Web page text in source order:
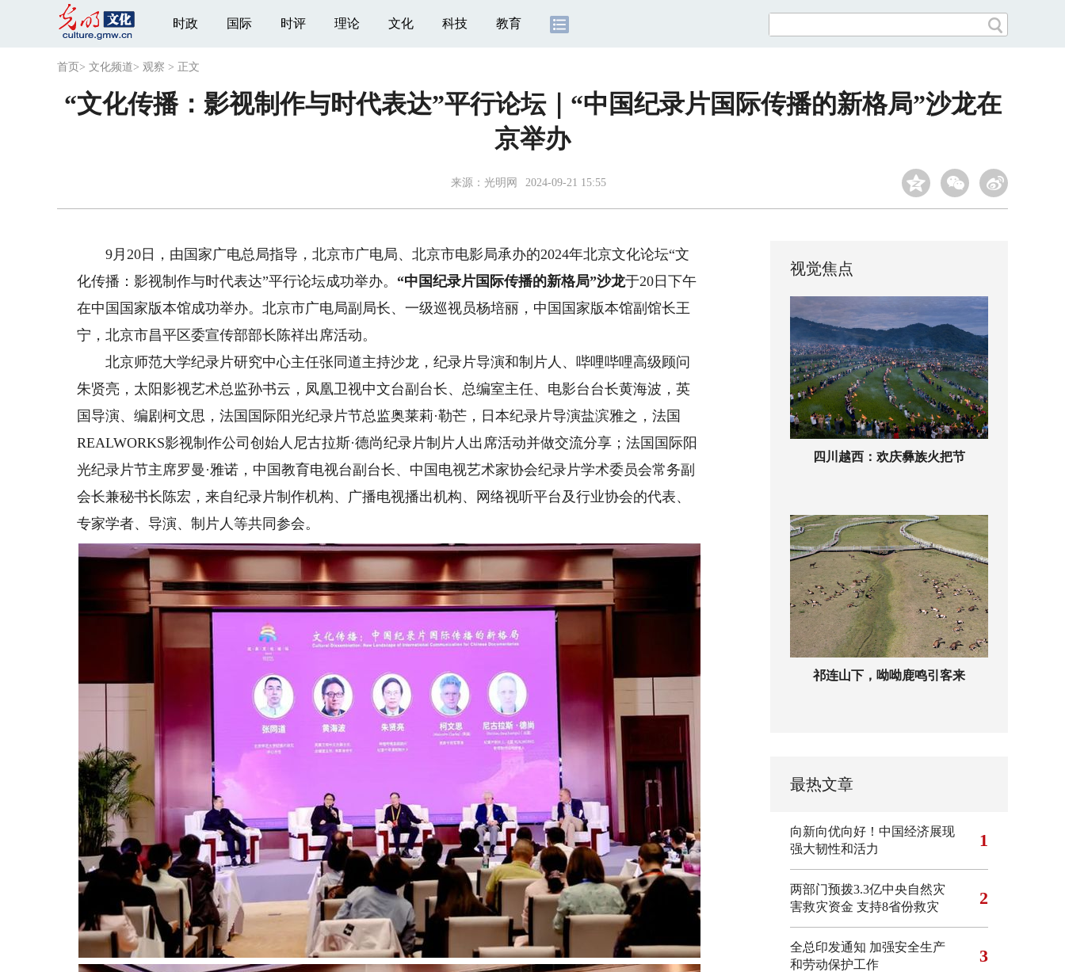
时政 国际 时评 理论 文化 科技 教育
首页 > 文化频道> 观察 > 正文
“文化传播：影视制作与时代表达”平行论坛｜“中国纪录片国际传播的新格局”沙龙在
京举办
来源： 光明网 2024-09-21 15:55
9月20日，由国家广电总局指导，北京市广电局、北京市电影局承办的2024年北京文化论坛“文
化传播：影视制作与时代表达”平行论坛成功举办。 “中国纪录片国际传播的新格局”沙龙于20日下午
在中国国家版本馆成功举办。北京市广电局副局长、一级巡视员杨培丽，中国国家版本馆副馆长王
宁，北京市昌平区委宣传部部长陈祥出席活动。
北京师范大学纪录片研究中心主任张同道主持沙龙，纪录片导演和制片人、哔哩哔哩高级顾问
朱贤亮，太阳影视艺术总监孙书云，凤凰卫视中文台副台长、总编室主任、电影台台长黄海波，英
国导演、编剧柯文思，法国国际阳光纪录片节总监奥莱莉·勒芒，日本纪录片导演盐滨雅之，法国
REALWORKS影视制作公司创始人尼古拉斯·德尚纪录片制片人出席活动并做交流分享；法国国际阳
光纪录片节主席罗曼·雅诺，中国教育电视台副台长、中国电视艺术家协会纪录片学术委员会常务副
会长兼秘书长陈宏，来自纪录片制作机构、广播电视播出机构、网络视听平台及行业协会的代表、
专家学者、导演、制片人等共同参会。
视觉焦点
四川越西：欢庆彝族火把节
祁连山下，呦呦鹿鸣引客来
最热文章
向新向优向好！中国经济展现
强大韧性和活力
1
两部门预拨3.3亿中央自然灾
害救灾资金 支持8省份救灾
2
全总印发通知 加强安全生产
和劳动保护工作
3